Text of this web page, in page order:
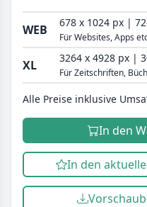
WEB 678 x 1024 px |
Für Websites, Apps
XL 3264 x 4928 px |
Für Zeitschriften,
Alle Preise inklusive
In den
In den